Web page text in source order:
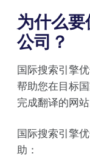
为什么
公司？
国际搜索引擎
帮助您在目标
完成翻译的网站
国际搜索引擎
助：